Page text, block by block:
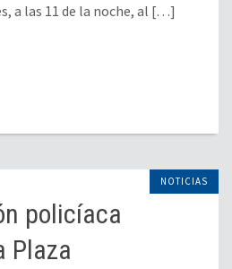
a las 11 de la noche, al […]
NOTICIAS
policíaca
Plaza